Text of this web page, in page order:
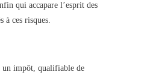
qui accapare l’esprit des
à ces risques.
un impôt, qualifiable de